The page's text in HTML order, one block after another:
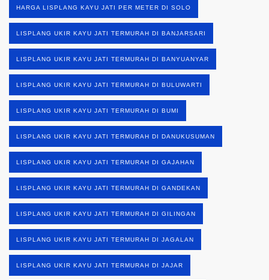
HARGA LISPLANG KAYU JATI PER METER DI SOLO
LISPLANG UKIR KAYU JATI TERMURAH DI BANJARSARI
LISPLANG UKIR KAYU JATI TERMURAH DI BANYUANYAR
LISPLANG UKIR KAYU JATI TERMURAH DI BULUWARTI
LISPLANG UKIR KAYU JATI TERMURAH DI BUMI
LISPLANG UKIR KAYU JATI TERMURAH DI DANUKUSUMAN
LISPLANG UKIR KAYU JATI TERMURAH DI GAJAHAN
LISPLANG UKIR KAYU JATI TERMURAH DI GANDEKAN
LISPLANG UKIR KAYU JATI TERMURAH DI GILINGAN
LISPLANG UKIR KAYU JATI TERMURAH DI JAGALAN
LISPLANG UKIR KAYU JATI TERMURAH DI JAJAR